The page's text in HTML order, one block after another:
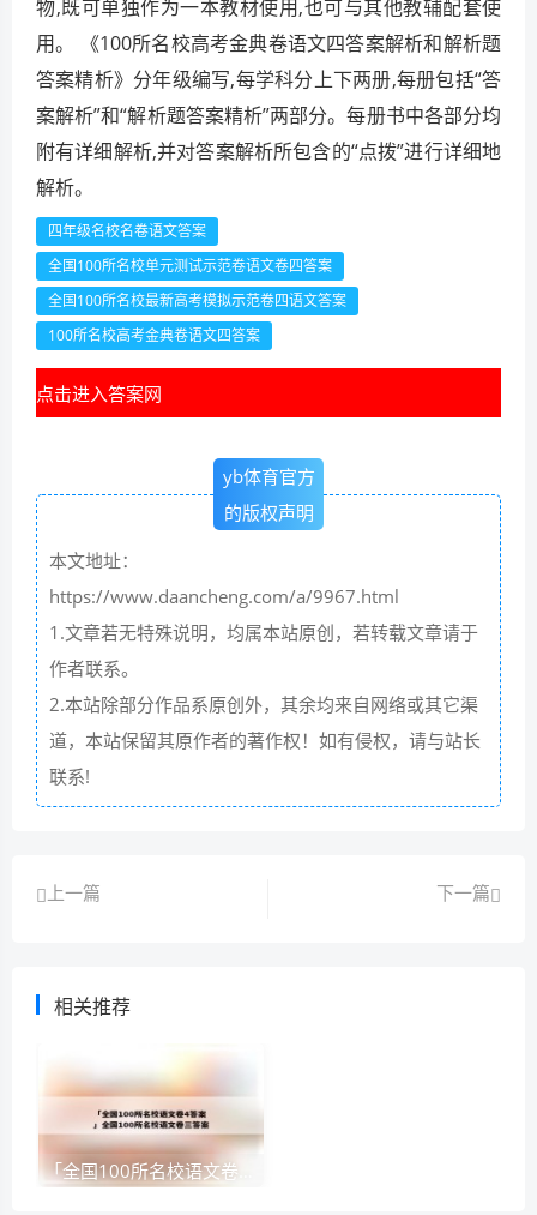
物,既可单独作为一本教材使用,也可与其他教辅配套使
用。 《100所名校高考金典卷语文四答案解析和解析题
答案精析》分年级编写,每学科分上下两册,每册包括“答
案解析”和“解析题答案精析”两部分。每册书中各部分均
附有详细解析,并对答案解析所包含的“点拨”进行详细地
解析。
四年级名校名卷语文答案
全国100所名校单元测试示范卷语文卷四答案
全国100所名校最新高考模拟示范卷四语文答案
100所名校高考金典卷语文四答案
点击进入答案网
yb体育官方
的版权声明
本文地址：
https://www.daancheng.com/a/9967.html
1.文章若无特殊说明，均属本站原创，若转载文章请于
作者联系。
2.本站除部分作品系原创外，其余均来自网络或其它渠
道，本站保留其原作者的著作权！如有侵权，请与站长
联系!
上一篇 下一篇
相关推荐